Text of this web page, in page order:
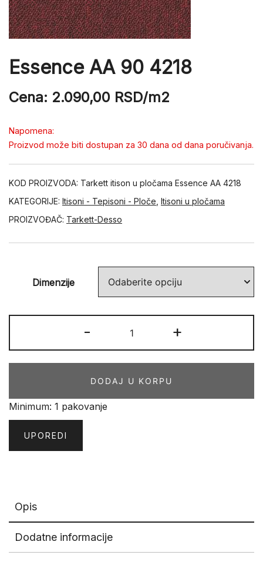
Essence AA 90 4218
Cena: 2.090,00 RSD/m2
Napomena:
Proizvod može biti dostupan za 30 dana od dana poručivanja.
KOD PROIZVODA: Tarkett itison u pločama Essence AA 4218
KATEGORIJE: Itisoni - Tepisoni - Ploče Itisoni u pločama
PROIZVOĐAČ: Tarkett-Desso
Dimenzije
-
AA
90
količina
+
DODAJ U KORPU
Minimum: 1 pakovanje
UPOREDI
Opis
Dodatne informacije